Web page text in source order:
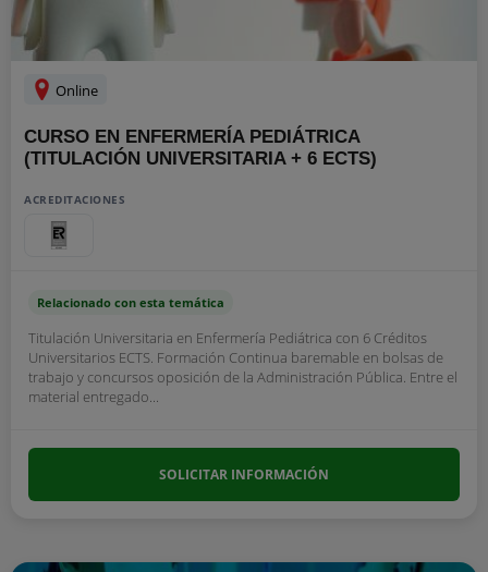
Online
CURSO EN ENFERMERÍA PEDIÁTRICA
(TITULACIÓN UNIVERSITARIA + 6 ECTS)
ACREDITACIONES
Relacionado con esta temática
Titulación Universitaria en Enfermería Pediátrica con 6 Créditos
Universitarios ECTS. Formación Continua baremable en bolsas de
trabajo y concursos oposición de la Administración Pública. Entre el
material entregado...
SOLICITAR INFORMACIÓN